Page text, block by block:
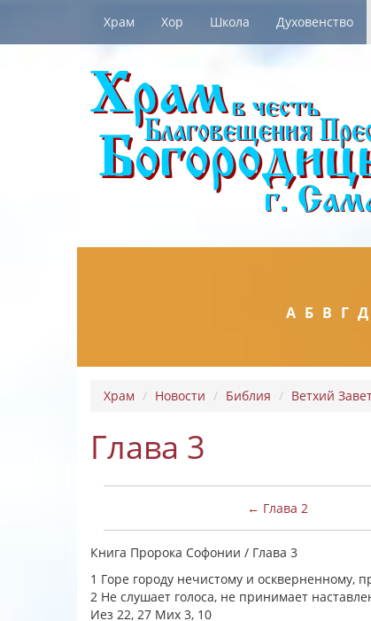
Храм Хор Школа Духовенство
А Б В Г Д
Храм Новости Библия Ветхий
Глава 3
← Глава 2
Книга Пророка Софонии / Глава 3
1 Горе городу нечистому и оскверненному,
2 Не слушает голоса, не принимает
Иез 22, 27 Мих 3, 10